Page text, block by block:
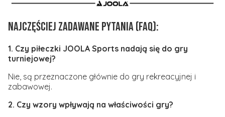
Najczęściej zadawane pytania (FAQ):
1. Czy piłeczki JOOLA Sports nadają się do gry
turniejowej?
Nie, są przeznaczone głównie do gry rekreacyjnej i
zabawowej.
2. Czy wzory wpływają na właściwości gry?